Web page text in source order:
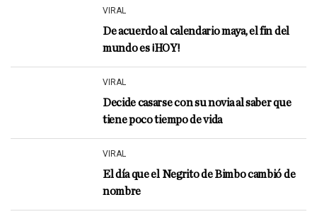
VIRAL
De acuerdo al calendario maya, el fin del
mundo es ¡HOY!
VIRAL
Decide casarse con su novia al saber que
tiene poco tiempo de vida
VIRAL
El día que el Negrito de Bimbo cambió de
nombre